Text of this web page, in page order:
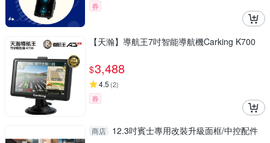
券
【天瀚】導航王7吋智能導航機Carking K700
$3,488
4.5 (2)
券
商店 12.3吋賓士專用改裝升級面框/中控配件